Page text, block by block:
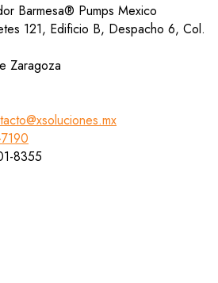
Barmesa® Pumps Mexico
121, Edificio B, Despacho 6, Col.
Zaragoza
8355